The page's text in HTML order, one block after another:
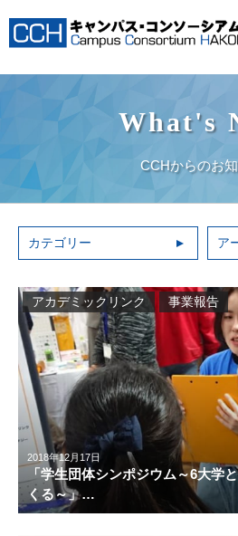
What's
CCHからのお
カテゴリー ア
2018年12月17日
「学生団体シンポジウム～6大学
くる～」…
アカデミックリンク 事業報告